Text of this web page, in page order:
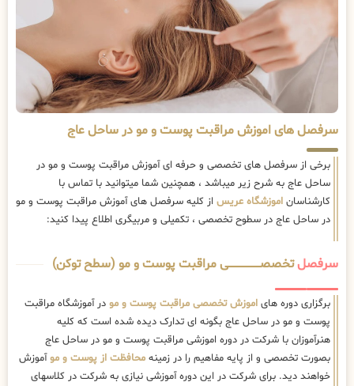
سرفصل های اموزش مراقبت پوست و مو در ساحل عاج
برخی از سرفصل های تخصصی و حرفه ای آموزش مراقبت پوست و مو در
ساحل عاج به شرح زیر میباشد ، همچنین شما میتوانید با تماس با
کارشناسان اموزشگاه عریس از کلیه سرفصل های آموزش مراقبت پوست و مو
در ساحل عاج در سطوح تخصصی ، تکمیلی و مربیگری اطلاع پیدا کنید:
سرفصلتخصصــــــــــــــــــــی مراقبت پوست و مو (سطح توکن)
برگزاری دوره های اموزش تخصصی مراقبت پوست و مو در آموزشگاه مراقبت
پوست و مو در ساحل عاج بگونه ای تدارک دیده شده است که کلیه
هنرآموزان با شرکت در دوره اموزشی مراقبت پوست و مو در ساحل عاج
بصورت تخصصی و از پایه مفاهیم را در زمینه محافظت از پوست و موآموزش
خواهند دید. برای شرکت در این دوره آموزشی نیازی به شرکت در کلاسهای